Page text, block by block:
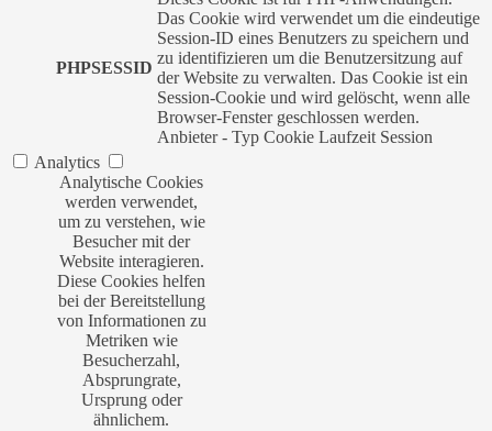
PHPSESSID
Das Cookie wird verwendet um die eindeutige
Session-ID eines Benutzers zu speichern und
zu identifizieren um die Benutzersitzung auf
der Website zu verwalten. Das Cookie ist ein
Session-Cookie und wird gelöscht, wenn alle
Browser-Fenster geschlossen werden.
Anbieter - Typ Cookie Laufzeit Session
Analytics
Analytische Cookies
werden verwendet,
um zu verstehen, wie
Besucher mit der
Website interagieren.
Diese Cookies helfen
bei der Bereitstellung
von Informationen zu
Metriken wie
Besucherzahl,
Absprungrate,
Ursprung oder
ähnlichem.